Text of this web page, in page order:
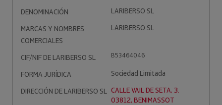
DENOMINACIÓN
LARIBERSO SL
MARCAS Y NOMBRES
COMERCIALES
LARIBERSO SL
CIF/NIF DE LARIBERSO SL B53464046
FORMA JURÍDICA
Sociedad Limitada
DIRECCIÓN DE LARIBERSO SL CALLE VAIL DE SETA, 3.
03812, BENIMASSOT